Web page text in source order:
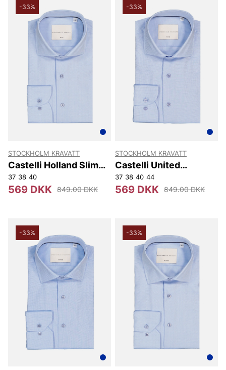
-33%
STOCKHOLM KRAVATT
Castelli Holland Slim
Fit
37 38 40
569 DKK 849.00 DKK
-33%
STOCKHOLM KRAVATT
Castelli United
Kingdom Slim Fit
37 38 40 44
569 DKK 849.00 DKK
-33% -33%